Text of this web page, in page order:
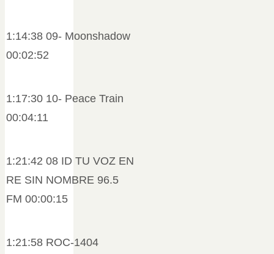
1:14:38 09- Moonshadow
00:02:52
1:17:30 10- Peace Train
00:04:11
1:21:42 08 ID TU VOZ EN
RE SIN NOMBRE 96.5
FM 00:00:15
1:21:58 ROC-1404